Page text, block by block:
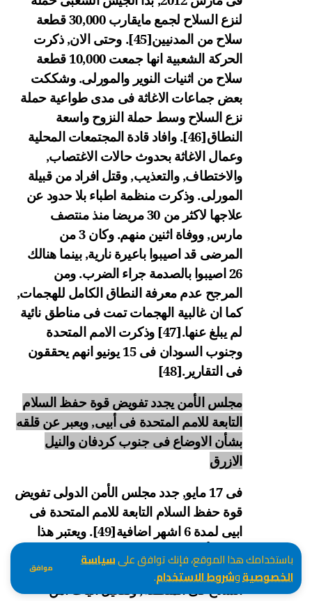
باستخدامك هذا الموقع، فإنك توافق علىسياسة
الخصوصيةوشروط الاستخدام. موافق
لنزع السلاح لجمع مايقارب 30,000 قطعة
سلاح من المدنيين[45]
. وحتى الان, ذكرت
الحركة الشعبية انها جمعت 10,000 قطعة
سلاح من اثنيات النوير والمورلى. وشككت
بعض جماعات الاغاثة فى مدى طواعية حملة
نزع السلاح وسط حملة النزوح واسعة
النطاق[46]
. وافاد قادة المجتمعات المحلية
وعمال الاغاثة بحدوث حالات الاغتصاب,
والاختطاف, والتعذيب, وقتل افراد من قبيلة
المورلى. وذكرت منظمة اطباء بلا حدود عن
علاجها لاكثر من 30 مريضا منذ منتصف
مارس, ووفاة اثنين منهم. وكان 3 من
المرضى قد اصيبوا باعيرة نارية, بينما هنالك
26 اصيبوا بالصدمة جراء الضرب. ومن
المرجح عدم معرفة النطاق الكامل للهجمات,
كما ان غالبية الهجمات تمت فى مناطق نائية
لم يبلغ عنها.[47]
وذكرت الامم المتحدة
وجنوب السودان فى 15 يونيو انهم يحققون
فى التقارير.[48]
مجلس الأمن يجدد تفويض قوة حفظ السلام
التابعة للامم المتحدة فى أبيى, ويعبر عن قلقه
بشأن الاوضاع فى جنوب كردفان والنيل
الازرق
فى 17 مايو, جدد مجلس الأمن الدولى تفويض
قوة حفظ السلام التابعة للامم المتحدة فى
ابيى لمدة 6 اشهر اضافية
[49]
. ويعتبر هذا
اشهر, اعتمادا على التقدم المحرز فى نزع
السلاح فى المنطقة, وتفعيل اليات امن